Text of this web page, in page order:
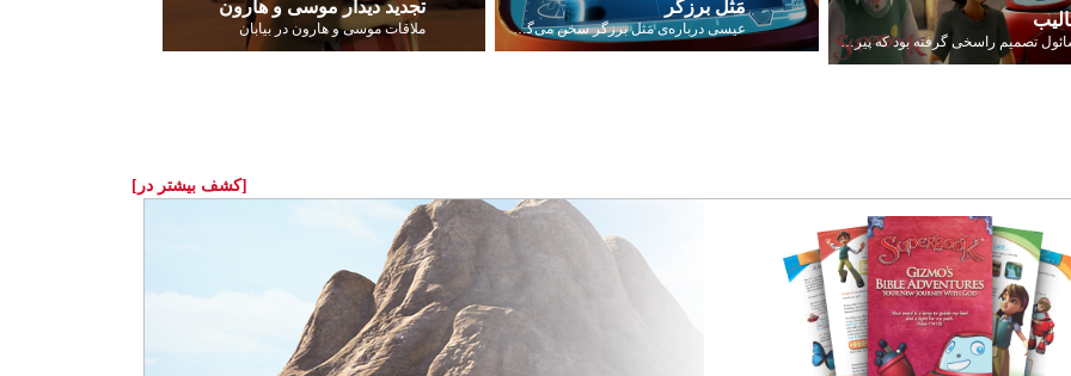
تجدید دیدار موسی و هارون
ملاقات موسی و هارون در بیابان
مَثل برزگر
عیسی درباره‌ی مَثل برزگر سخن می‌گوید.
شائول تصمیم راسخی گرفته بود که پیروان خداوند را از بین ببرد.
[کشف بیشتر در]